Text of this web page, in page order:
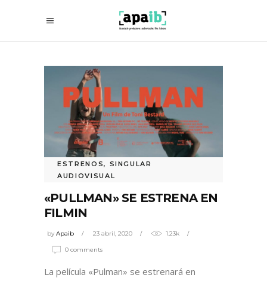
ESTRENOS, SINGULAR
AUDIOVISUAL
«PULLMAN» SE ESTRENA EN
FILMIN
byApaib 23 abril, 2020 1.23k
0 comments
La película «Pulman» se estrenará en